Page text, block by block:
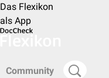
Das Flexikon
als App
Community